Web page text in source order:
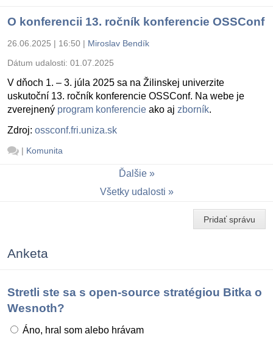
O konferencii 13. ročník konferencie OSSConf
26.06.2025 | 16:50 | Miroslav Bendík
Dátum udalosti: 01.07.2025
V dňoch 1. – 3. júla 2025 sa na Žilinskej univerzite
uskutoční 13. ročník konferencie OSSConf. Na webe je
zverejnený program konferencie ako aj zborník.
Zdroj: ossconf.fri.uniza.sk
| Komunita
Ďalšie
Všetky udalosti
Pridať správu
Anketa
Stretli ste sa s open-source stratégiou Bitka o
Wesnoth?
Áno, hral som alebo hrávam